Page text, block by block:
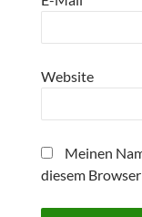
Website
Meinen
diesem